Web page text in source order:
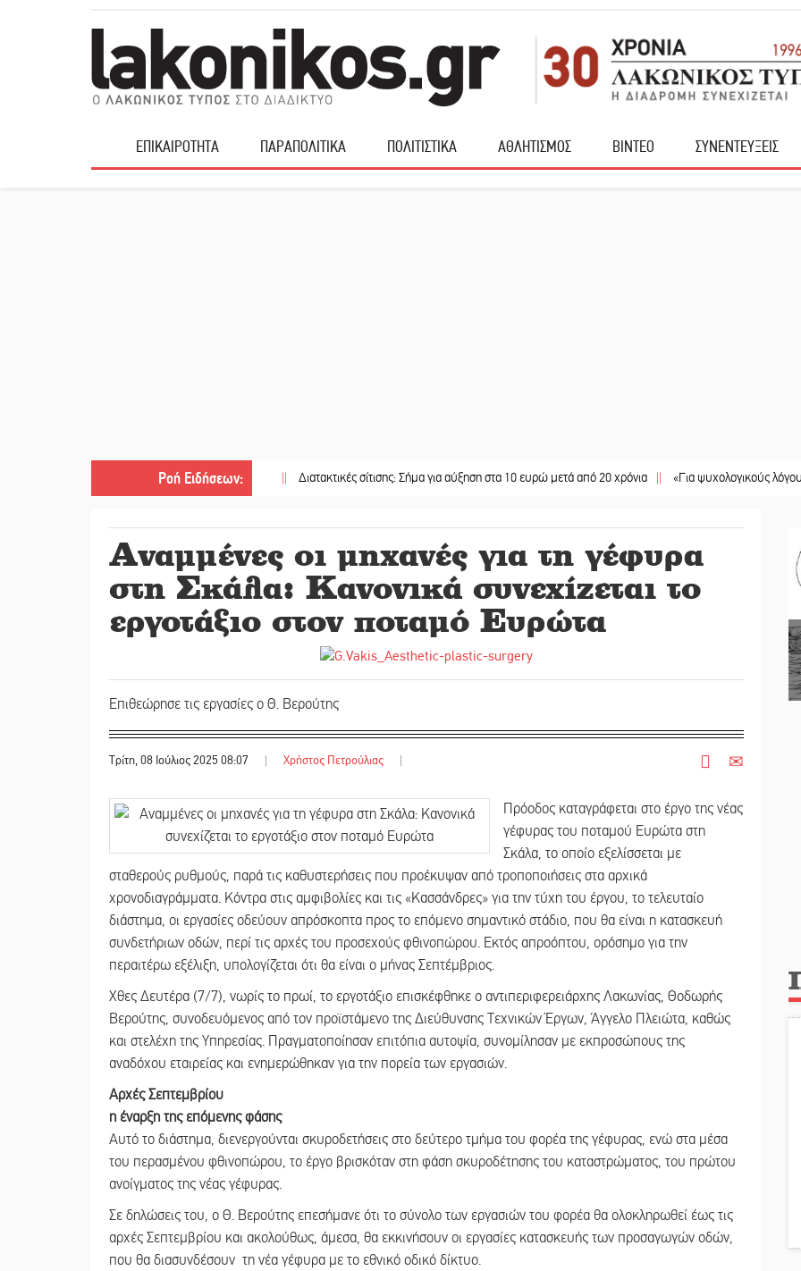
ΕΠΙΚΑΙΡΟΤΗΤΑ ΠΑΡΑΠΟΛΙΤΙΚΑ ΠΟΛΙΤΙΣΤΙΚΑ ΑΘΛΗΤΙΣΜΟΣ ΒΙΝΤΕΟ ΣΥΝΕΝΤΕΥΞΕΙΣ
Ροή Ειδήσεων:
|| Διατακτικές σίτισης: Σήμα για αύξηση στα 10 ευρώ μετά από 20 χρόνια || «Για ψυχολογικούς λόγους»
Αναμμένες οι μηχανές για τη γέφυρα
στη Σκάλα: Κανονικά συνεχίζεται το
εργοτάξιο στον ποταμό Ευρώτα
Επιθεώρησε τις εργασίες ο Θ. Βερούτης
Τρίτη, 08 Ιούλιος 2025 08:07 | Χρήστος Πετρούλιας |
Πρόοδος καταγράφεται στο έργο της νέας
γέφυρας του ποταμού Ευρώτα στη
Σκάλα, το οποίο εξελίσσεται με
σταθερούς ρυθμούς, παρά τις καθυστερήσεις που προέκυψαν από τροποποιήσεις στα αρχικά
χρονοδιαγράμματα. Κόντρα στις αμφιβολίες και τις «Κασσάνδρες» για την τύχη του έργου, το τελευταίο
διάστημα, οι εργασίες οδεύουν απρόσκοπτα προς το επόμενο σημαντικό στάδιο, που θα είναι η κατασκευή
συνδετήριων οδών, περί τις αρχές του προσεχούς φθινοπώρου. Εκτός απροόπτου, ορόσημο για την
περαιτέρω εξέλιξη, υπολογίζεται ότι θα είναι ο μήνας Σεπτέμβριος.
Χθες Δευτέρα (7/7), νωρίς το πρωί, το εργοτάξιο επισκέφθηκε ο αντιπεριφερειάρχης Λακωνίας, Θοδωρής
Βερούτης, συνοδευόμενος από τον προϊστάμενο της Διεύθυνσης Τεχνικών Έργων, Άγγελο Πλειώτα, καθώς
και στελέχη της Υπηρεσίας. Πραγματοποίησαν επιτόπια αυτοψία, συνομίλησαν με εκπροσώπους της
αναδόχου εταιρείας και ενημερώθηκαν για την πορεία των εργασιών.
Αρχές Σεπτεμβρίου
η έναρξη της επόμενης φάσης
Αυτό το διάστημα, διενεργούνται σκυροδετήσεις στο δεύτερο τμήμα του φορέα της γέφυρας, ενώ στα μέσα
του περασμένου φθινοπώρου, το έργο βρισκόταν στη φάση σκυροδέτησης του καταστρώματος, του πρώτου
ανοίγματος της νέας γέφυρας.
Σε δηλώσεις του, ο Θ. Βερούτης επεσήμανε ότι το σύνολο των εργασιών του φορέα θα ολοκληρωθεί έως τις
αρχές Σεπτεμβρίου και ακολούθως, άμεσα, θα εκκινήσουν οι εργασίες κατασκευής των προσαγωγών οδών,
που θα διασυνδέσουν τη νέα γέφυρα με το εθνικό οδικό δίκτυο.